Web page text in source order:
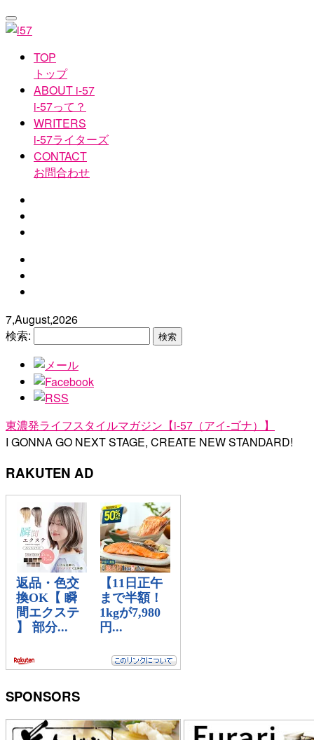
TOP
トップ
ABOUT i-57
i-57って？
WRITERS
i-57ライターズ
CONTACT
お問合わせ
7,August,2026
検索:
東濃発ライフスタイルマガジン【i-57（アイ-ゴナ）】
I GONNA GO NEXT STAGE, CREATE NEW STANDARD!
RAKUTEN AD
SPONSORS